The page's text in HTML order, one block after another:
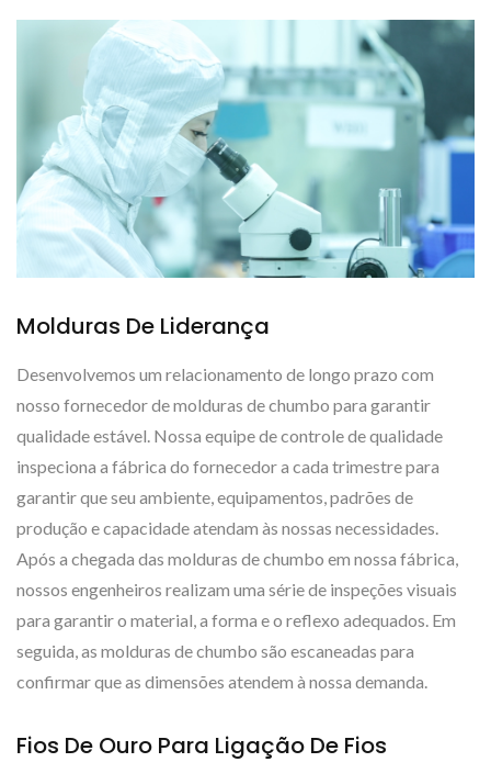
Molduras De Liderança
Desenvolvemos um relacionamento de longo prazo com
nosso fornecedor de molduras de chumbo para garantir
qualidade estável. Nossa equipe de controle de qualidade
inspeciona a fábrica do fornecedor a cada trimestre para
garantir que seu ambiente, equipamentos, padrões de
produção e capacidade atendam às nossas necessidades.
Após a chegada das molduras de chumbo em nossa fábrica,
nossos engenheiros realizam uma série de inspeções visuais
para garantir o material, a forma e o reflexo adequados. Em
seguida, as molduras de chumbo são escaneadas para
confirmar que as dimensões atendem à nossa demanda.
Fios De Ouro Para Ligação De Fios